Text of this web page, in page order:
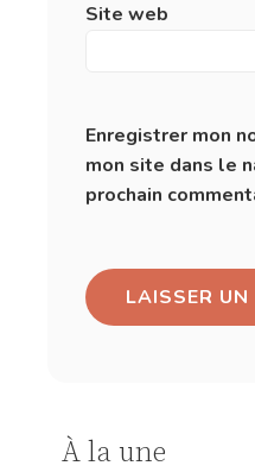
Site web
Enregistrer mon
mon site dans le
prochain
À la une